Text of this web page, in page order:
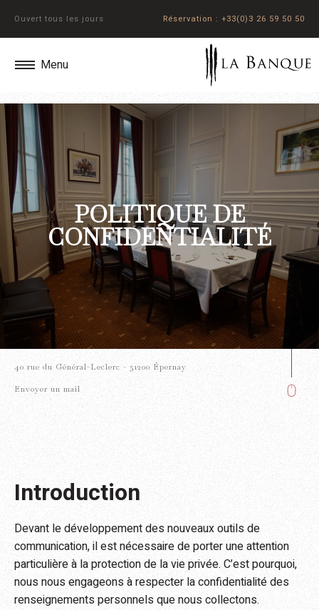
Ouvert tous les jours Réservation : +33(0)3 26 59 50 50
POLITIQUE DE
CONFIDENTIALITÉ
40 rue du Général-Leclerc - 51200 Épernay
Envoyer un mail
Introduction
Devant le développement des nouveaux outils de
communication, il est nécessaire de porter une attention
particulière à la protection de la vie privée. C’est pourquoi,
nous nous engageons à respecter la confidentialité des
renseignements personnels que nous collectons.